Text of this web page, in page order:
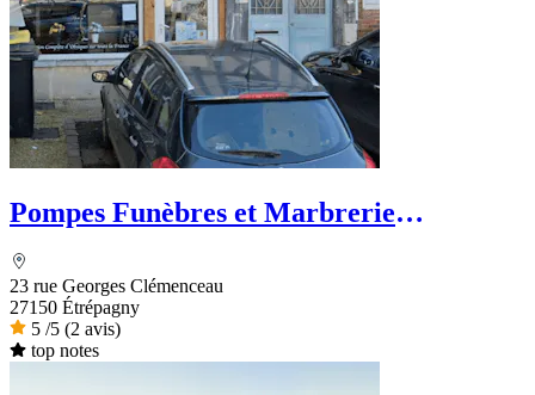
Pompes Funèbres et Marbrerie
23 rue Georges Clémenceau
27150 Étrépagny
5 /5 (2 avis)
top notes